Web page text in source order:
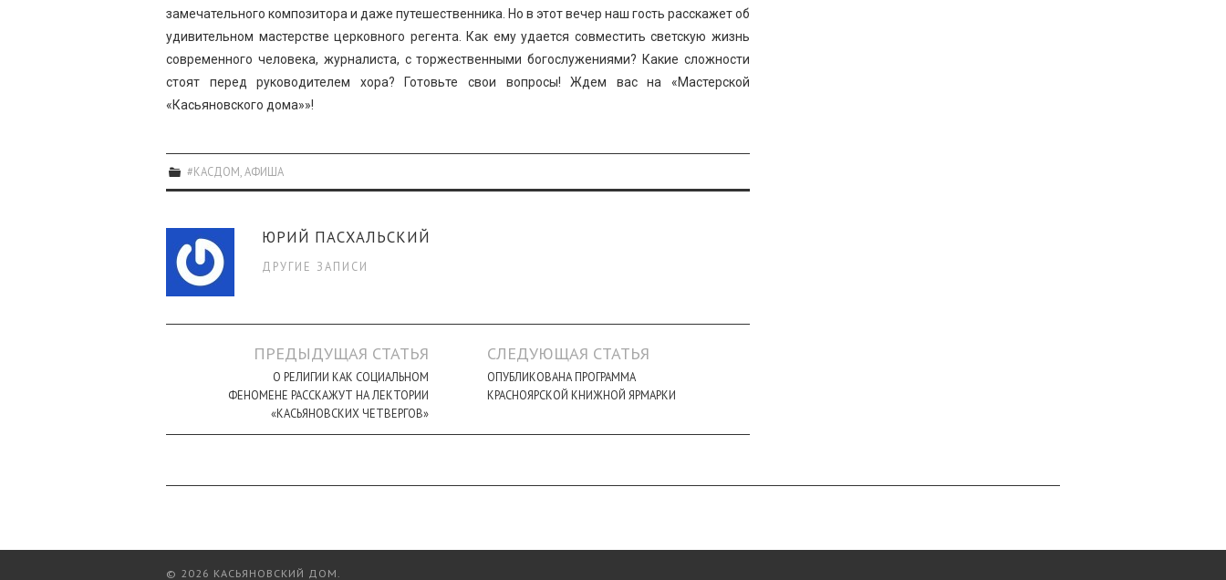
замечательного композитора и даже путешественника. Но в этот вечер наш гость расскажет об
удивительном мастерстве церковного регента. Как ему удается совместить светскую жизнь
современного человека, журналиста, с торжественными богослужениями? Какие сложности
стоят перед руководителем хора? Готовьте свои вопросы! Ждем вас на «Мастерской
«Касьяновского дома»»!
#КАСДОМ ,АФИША
ЮРИЙ ПАСХАЛЬСКИЙ
ДРУГИЕ ЗАПИСИ
Навигация
записи
ПРЕДЫДУЩАЯ СТАТЬЯ
О РЕЛИГИИ КАК СОЦИАЛЬНОМ
ФЕНОМЕНЕ РАССКАЖУТ НА ЛЕКТОРИИ
«КАСЬЯНОВСКИХ ЧЕТВЕРГОВ»
СЛЕДУЮЩАЯ СТАТЬЯ
ОПУБЛИКОВАНА ПРОГРАММА
КРАСНОЯРСКОЙ КНИЖНОЙ ЯРМАРКИ
© 2026 КАСЬЯНОВСКИЙ ДОМ.